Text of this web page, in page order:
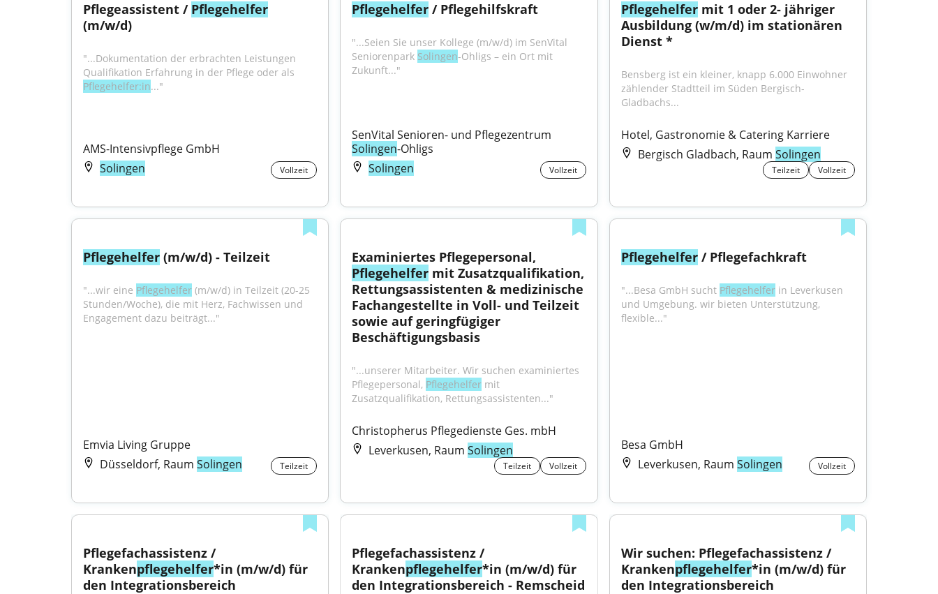
Pflegeassistent / Pflegehelfer
(m/w/d)
"...Dokumentation der erbrachten Leistungen
Pflegehelfer:in..."
AMS-Intensivpflege GmbH
Solingen
Vollzeit
Pflegehelfer / Pflegehilfskraft
"...Seien Sie unser Kollege (m/w/d) im SenVital
Seniorenpark Solingen-Ohligs – ein Ort mit
Zukunft..."
Solingen-Ohligs
Solingen
Vollzeit
Pflegehelfer mit 1 oder 2- jähriger
Ausbildung (w/m/d) im stationären
Dienst *
Bensberg ist ein kleiner, knapp 6.000 Einwohner
zählender Stadtteil im Süden Bergisch-
Gladbachs...
Hotel, Gastronomie & Catering Karriere
Bergisch Gladbach, Raum Solingen
Teilzeit Vollzeit
Pflegehelfer (m/w/d) - Teilzeit
"...wir eine Pflegehelfer (m/w/d) in Teilzeit (20-25
Stunden/Woche), die mit Herz, Fachwissen und
Engagement dazu beiträgt..."
Emvia Living Gruppe
Düsseldorf, Raum Solingen Teilzeit
Pflegehelfer mit Zusatzqualifikation,
Rettungsassistenten & medizinische
Fachangestellte in Voll- und Teilzeit
sowie auf geringfügiger
Beschäftigungsbasis
"...unserer Mitarbeiter. Wir suchen examiniertes
Pflegepersonal, Pflegehelfer mit
Zusatzqualifikation, Rettungsassistenten..."
Christopherus Pflegedienste Ges. mbH
Leverkusen, RaumSolingen
Teilzeit Vollzeit
Pflegehelfer / Pflegefachkraft
"...Besa GmbH sucht Pflegehelfer in Leverkusen
und Umgebung. wir bieten Unterstützung,
flexible..."
Besa GmbH
Leverkusen, Raum Solingen Vollzeit
Pflegefachassistenz /
Krankenpflegehelfer*in (m/w/d) für
den Integrationsbereich
Pflegefachassistenz /
Krankenpflegehelfer*in (m/w/d) für
den Integrationsbereich - Remscheid
Wir suchen: Pflegefachassistenz /
Krankenpflegehelfer*in (m/w/d) für
den Integrationsbereich